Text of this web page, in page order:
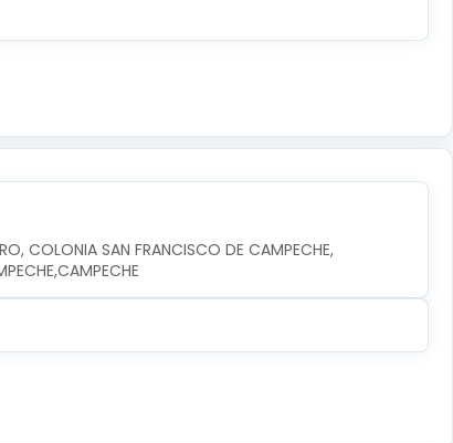
COLONIA SAN FRANCISCO DE CAMPECHE,